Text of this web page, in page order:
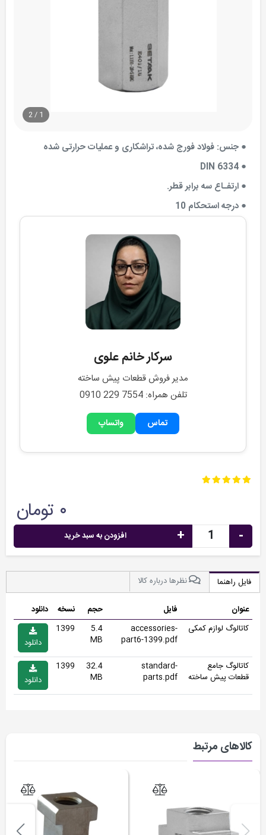
● جنس: فولاد فورج شده، تراشکاری و عملیات حرارتی شده
● DIN 6334
● ارتفـاع سه برابر قطر.
● درجه استحکام 10
سرکار خانم علوی
مدیر فروش قطعات پیش ساخته
تلفن همراه: 0910 229 7554
تماس واتساپ
۰ تومان
-
+ افزودن به سبد خرید
1
/
2
فایل راهنما نظرها درباره کالا
عنوان فایل حجم نسخه
دانلود
کاتالوگ لوازم کمکی
accessories-
part6-1399.pdf
5.4
MB
1399
دانلود
کاتالوگ جامع
قطعات پیش ساخته
standard-
parts.pdf
32.4
MB
1399
دانلود
کالاهای مرتبط